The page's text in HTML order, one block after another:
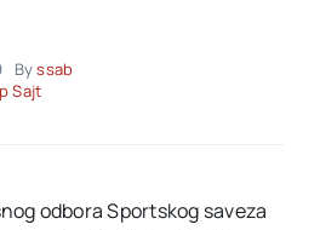
Byssab
Sajt
odbora Sportskog saveza